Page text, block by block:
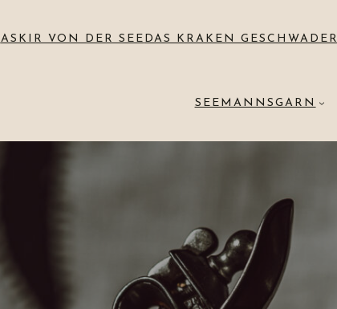
ASKIR VON DER SEE DAS KRAKEN GESCHWADER
SEEMANNSGARN